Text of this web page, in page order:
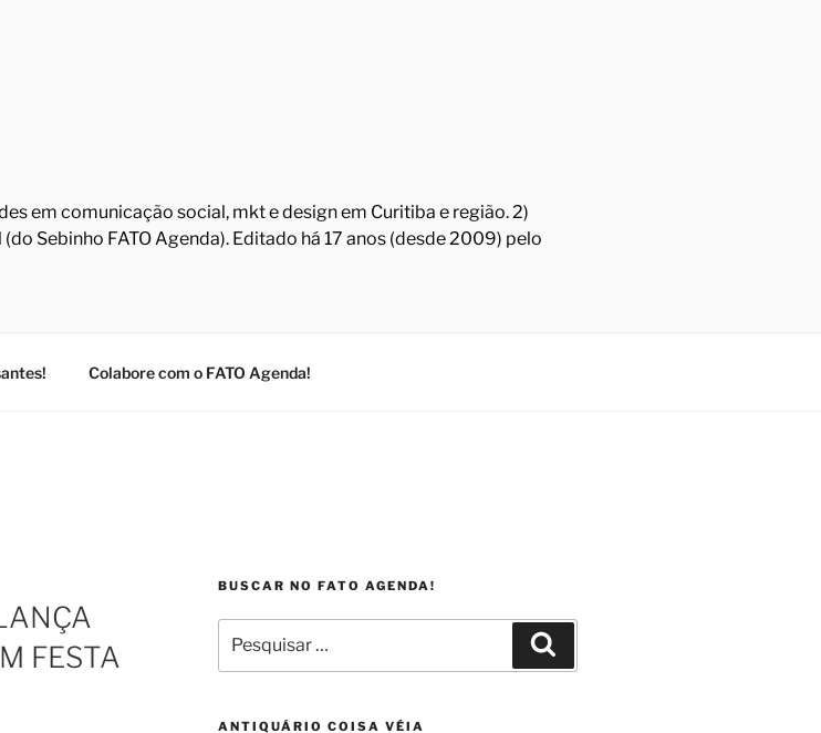
em comunicação social, mkt e design em Curitiba e região. 2)
Sebinho FATO Agenda). Editado há 17 anos (desde 2009) pelo
Colabore com o FATO Agenda!
FESTA
BUSCAR NO FATO AGENDA!
por:
ANTIQUÁRIO COISA VÉIA